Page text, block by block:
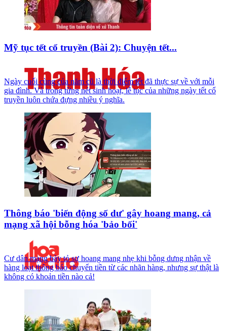
Mỹ tục tết cổ truyền (Bài 2): Chuyện tết...
Ngày cuối cùng của năm cũ là thời điểm tết đã thực sự về với mỗi
gia đình. Và trong từng nét sinh hoạt, lễ tục của những ngày tết cổ
truyền luôn chứa đựng nhiều ý nghĩa.
Thông báo 'biến động số dư' gây hoang mang, cả
mạng xã hội bỗng hóa 'bảo bối'
Cư dân mạng bày tỏ sự hoang mang nhẹ khi bỗng dưng nhận về
hàng loạt thông báo chuyển tiền từ các nhãn hàng, nhưng sự thật là
không có khoản tiền nào cả!